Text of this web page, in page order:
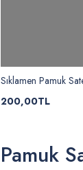
Sıklamen Pamuk
200,00TL
Pamuk